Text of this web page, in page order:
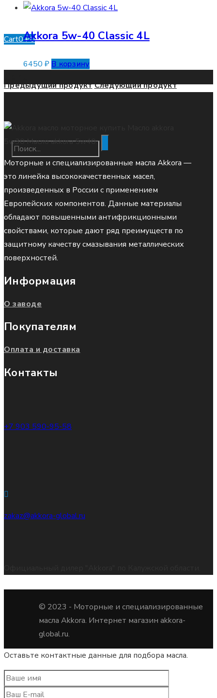
Cart0₽0
Akkora 5w-40 Classic 4L
6450 ₽В корзину
Предыдущий продуктСледующий продукт
Моторные и специализированные масла Akkora —
это линейка высококачественных масел,
произведенных в России с применением
Европейских компонентов. Данные материалы
обладают повышенными антифрикционными
свойствами, которые дают ряд преимуществ по
защитному качеству смазывания металлических
поверхностей.
Информация
О заводе
Покупателям
Оплата и доставка
Контакты
+7 903 590-95-58
zakaz@akkora-global.ru
© 2023 - Моторные и специализированные
масла Akkora. Интернет магазин akkora-
global.ru.
Оставьте контактные данные для подбора масла.